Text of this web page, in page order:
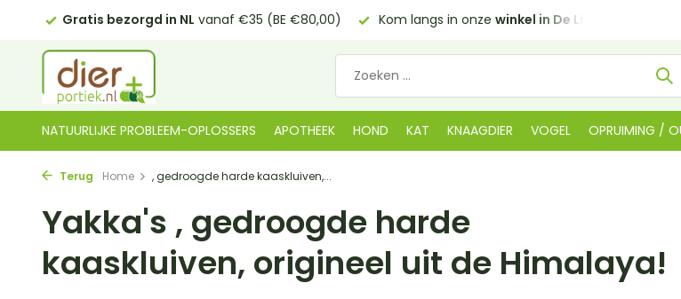
Kom langs in onzewinkel in De Lier 14 dagen bedenktijd Gratis bezorgd in NL
NATUURLIJKE PROBLEEM-OPLOSSERS APOTHEEK HOND KAT KNAAGDIER VOGEL OPRUIMING /
Terug Home , gedroogde harde kaaskluiven,...
Yakka's , gedroogde harde
kaaskluiven, origineel uit de Himalaya!